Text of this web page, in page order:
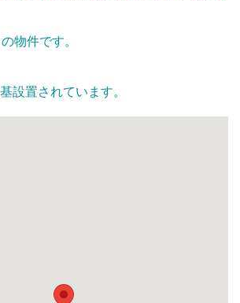
物件です。
設置されています。